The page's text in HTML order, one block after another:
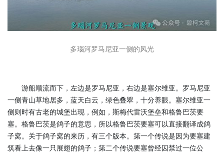
多瑙河罗马尼亚一侧的风光
游船顺流而下，左边是罗马尼亚，右边是塞尔维亚。罗马尼亚
一侧青山草地居多，蓝天白云，绿色叠翠，十分养眼。塞尔维亚一
侧则时有古老的城堡出现，例如，斯梅代雷沃堡垒和格鲁巴茨要
塞。格鲁巴茨是鸽子的意思，所以格鲁巴茨要塞可以直接翻译成鸽
子窝。关于鸽子窝的来历，有三个版本。第一个传说是因为要塞建
筑看上去像一只展翅的鸽子；第二个传说要塞曾经囚禁过一位公